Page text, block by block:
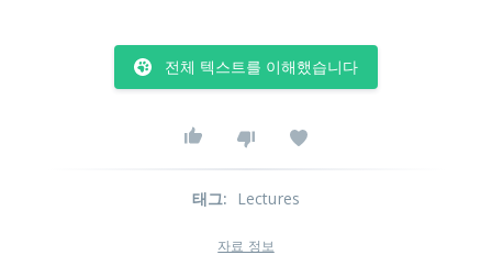
전체 텍스트를 이해했습니다
태그: Lectures
자료 정보